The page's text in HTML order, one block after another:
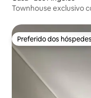
Townhouse exclusivo
Preferido dos hóspedes
Preferido dos hóspedes